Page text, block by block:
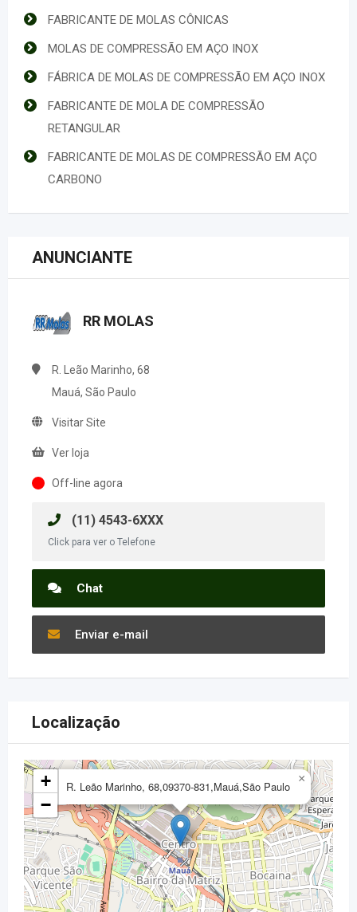
FABRICANTE DE MOLAS CÔNICAS
MOLAS DE COMPRESSÃO EM AÇO INOX
FÁBRICA DE MOLAS DE COMPRESSÃO EM AÇO INOX
FABRICANTE DE MOLA DE COMPRESSÃO
RETANGULAR
FABRICANTE DE MOLAS DE COMPRESSÃO EM AÇO
CARBONO
ANUNCIANTE
RR MOLAS
R. Leão Marinho, 68
Mauá, São Paulo
Visitar Site
Ver loja
Off-line agora
(11) 4543-6XXX
Click para ver o Telefone
Chat
Enviar e-mail
Localização
R. Leão Marinho, 68,09370-831,Mauá,São Paulo
×
+
−